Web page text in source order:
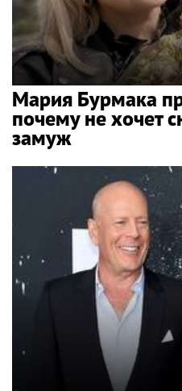
Мария Бурмака
почему не хочет
замуж